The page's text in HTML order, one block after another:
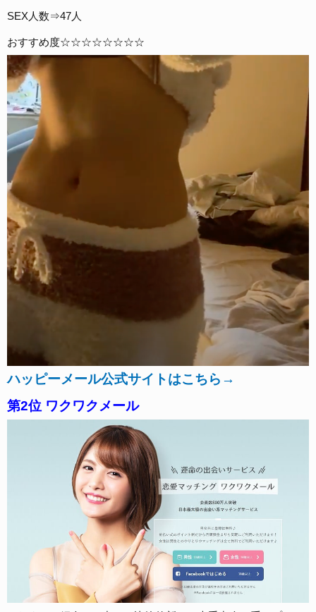
SEX人数⇒47人
おすすめ度☆☆☆☆☆☆☆☆
ハッピーメール公式サイトはこちら→
第2位 ワクワクメール